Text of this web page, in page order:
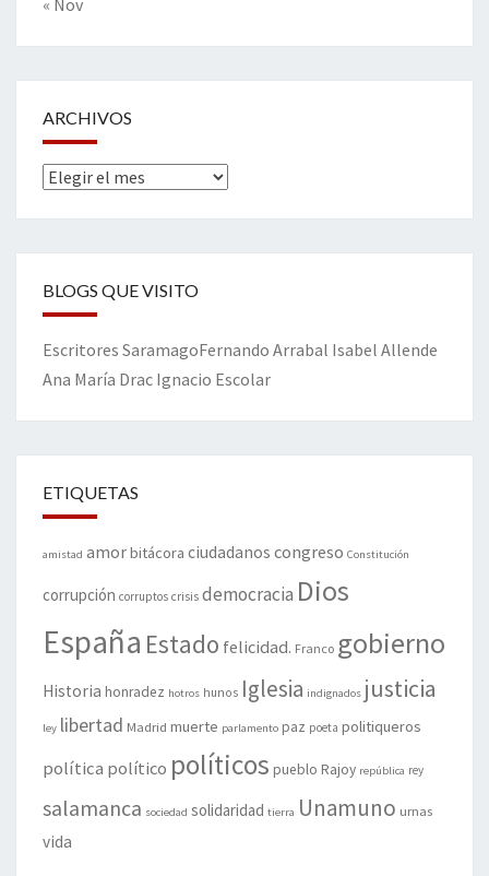
« Nov
ARCHIVOS
Archivos
BLOGS QUE VISITO
Escritores SaramagoFernando Arrabal Isabel Allende
Ana María Drac Ignacio Escolar
ETIQUETAS
amistad amorbitácora ciudadanos congreso Constitución
corrupción corruptos crisis democracia Dios
España Estado felicidad. Franco gobierno
Historia honradez hotros hunos Iglesia indignados justicia
ley libertad Madrid muerte parlamento paz poeta politiqueros
política político políticos pueblo Rajoy república rey
salamanca sociedad solidaridad tierra Unamuno urnas
vida